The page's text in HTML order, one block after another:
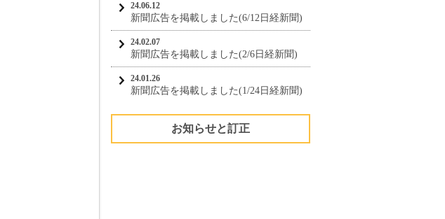
24.06.12
新聞広告を掲載しました(6/12日経新聞)
24.02.07
新聞広告を掲載しました(2/6日経新聞)
24.01.26
新聞広告を掲載しました(1/24日経新聞)
お知らせと訂正